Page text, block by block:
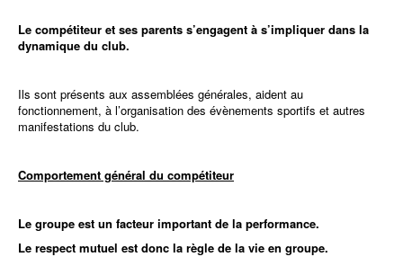
Le compétiteur et ses parents s’engagent à s’impliquer dans la
dynamique du club.
Ils sont présents aux assemblées générales, aident au
fonctionnement, à l’organisation des évènements sportifs et autres
manifestations du club.
Comportement général du compétiteur
Le groupe est un facteur important de la performance.
Le respect mutuel est donc la règle de la vie en groupe.